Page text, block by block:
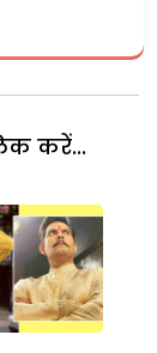
करें...